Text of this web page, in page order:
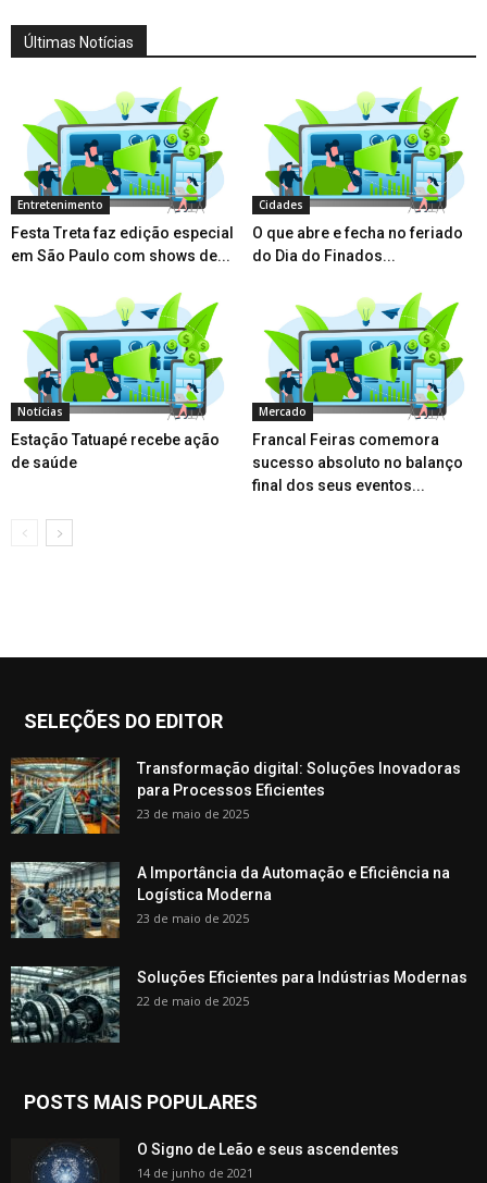
Últimas Notícias
Entretenimento
Festa Treta faz edição especial
em São Paulo com shows de...
Cidades
O que abre e fecha no feriado
do Dia do Finados...
Notícias
Estação Tatuapé recebe ação
de saúde
Mercado
Francal Feiras comemora
sucesso absoluto no balanço
final dos seus eventos...
SELEÇÕES DO EDITOR
Transformação digital: Soluções Inovadoras
para Processos Eficientes
23 de maio de 2025
A Importância da Automação e Eficiência na
Logística Moderna
23 de maio de 2025
Soluções Eficientes para Indústrias Modernas
22 de maio de 2025
POSTS MAIS POPULARES
O Signo de Leão e seus ascendentes
14 de junho de 2021